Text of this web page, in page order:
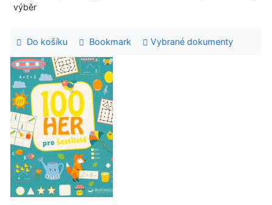
výběr
Do košíku Bookmark Vybrané dokumenty